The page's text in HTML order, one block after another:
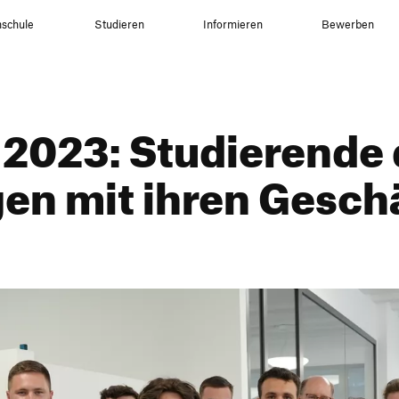
Studieren Informieren Bewerben
Studie­rende
mit ihren